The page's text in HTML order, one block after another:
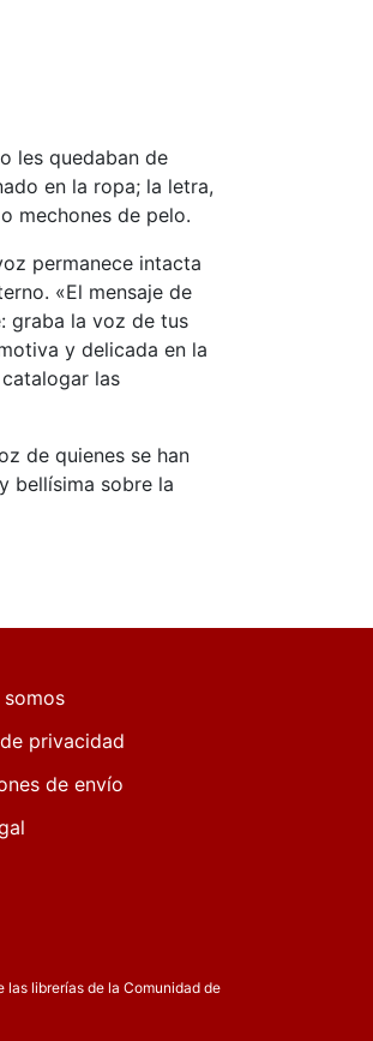
les quedaban de
en la ropa; la letra,
mechones de pelo.
permanece intacta
«El mensaje de
graba la voz de tus
y delicada en la
las
de quienes se han
bellísima sobre la
somos
privacidad
de envío
librerías de la Comunidad de